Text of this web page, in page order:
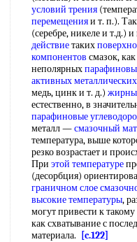
условий трения
перемещенияи т. п.).
(серебре, никеле и т.д.) и
действиетаких
компонентов смазок, как
неполярных
активных металлических
медь, цинк и т. д.)
естественно, в
парафиновые
металл —смазочный
температура, выше
резко возрастает и
При этой температуре
(десорбция)
граничном слое
высокие температуры,
могут привести к
как схватывание с
материала.
[c.122]